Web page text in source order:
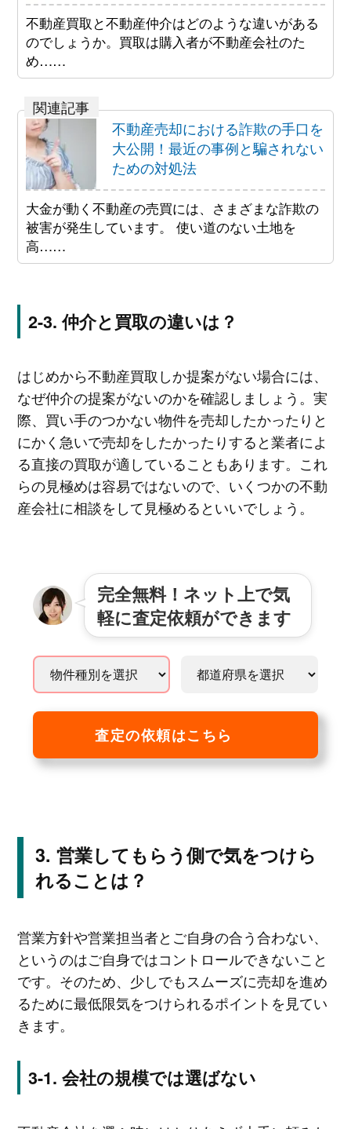
不動産買取と不動産仲介はどのような違いがある
のでしょうか。買取は購入者が不動産会社のた
め……
不動産売却における詐欺の手口を
大公開！最近の事例と騙されない
ための対処法
大金が動く不動産の売買には、さまざまな詐欺の
被害が発生しています。 使い道のない土地を
高……
仲介と買取の違いは？
はじめから不動産買取しか提案がない場合には、
なぜ仲介の提案がないのかを確認しましょう。実
際、買い手のつかない物件を売却したかったりと
にかく急いで売却をしたかったりすると業者によ
る直接の買取が適していることもあります。これ
らの見極めは容易ではないので、いくつかの不動
産会社に相談をして見極めるといいでしょう。
完全無料！ネット上で気
軽に査定依頼ができます
査定の依頼はこちら
営業してもらう側で気をつけら
れることは？
営業方針や営業担当者とご自身の合う合わない、
というのはご自身ではコントロールできないこと
です。そのため、少しでもスムーズに売却を進め
るために最低限気をつけられるポイントを見てい
きます。
会社の規模では選ばない